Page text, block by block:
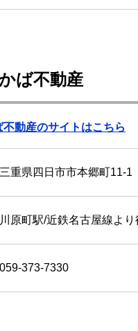
ば不動産
動産のサイトはこちら
三重県四日市市本郷町11-1
川原町駅/近鉄名古屋線より
059-373-7330